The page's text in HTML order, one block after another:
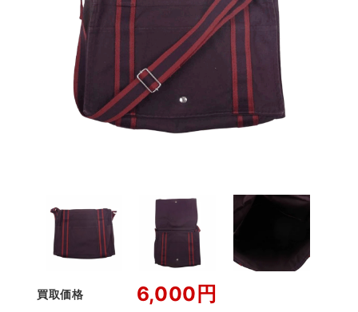
買取価格 6,000円